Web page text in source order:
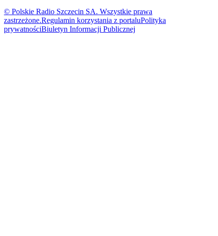
© Polskie Radio Szczecin SA. Wszystkie prawa
zastrzeżone.Regulamin korzystania z portaluPolityka
prywatnościBiuletyn Informacji Publicznej